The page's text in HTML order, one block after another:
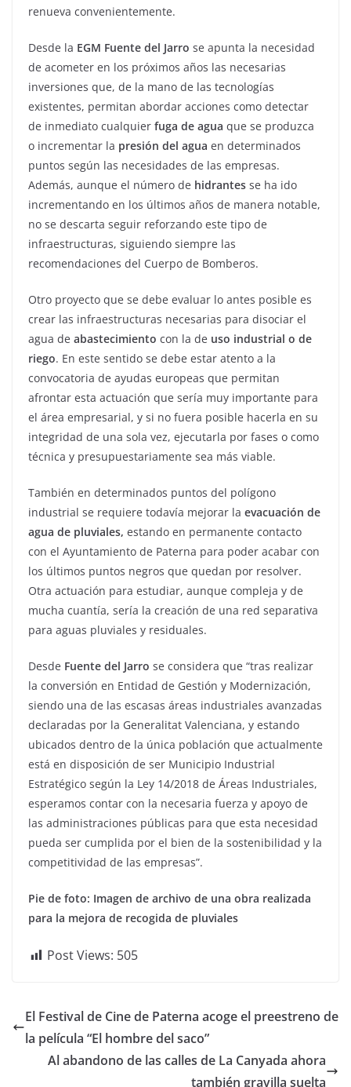
renueva convenientemente.
Desde la EGM Fuente del Jarro se apunta la necesidad
de acometer en los próximos años las necesarias
inversiones que, de la mano de las tecnologías
existentes, permitan abordar acciones como detectar
de inmediato cualquier fuga de agua que se produzca
o incrementar la presión del agua en determinados
puntos según las necesidades de las empresas.
Además, aunque el número de hidrantes se ha ido
incrementando en los últimos años de manera notable,
no se descarta seguir reforzando este tipo de
infraestructuras, siguiendo siempre las
recomendaciones del Cuerpo de Bomberos.
Otro proyecto que se debe evaluar lo antes posible es
crear las infraestructuras necesarias para disociar el
agua de abastecimiento con la de uso industrial o de
riego. En este sentido se debe estar atento a la
convocatoria de ayudas europeas que permitan
afrontar esta actuación que sería muy importante para
el área empresarial, y si no fuera posible hacerla en su
integridad de una sola vez, ejecutarla por fases o como
técnica y presupuestariamente sea más viable.
También en determinados puntos del polígono
industrial se requiere todavía mejorar la evacuación de
agua de pluviales, estando en permanente contacto
con el Ayuntamiento de Paterna para poder acabar con
los últimos puntos negros que quedan por resolver.
Otra actuación para estudiar, aunque compleja y de
mucha cuantía, sería la creación de una red separativa
para aguas pluviales y residuales.
Desde Fuente del Jarro se considera que “tras realizar
la conversión en Entidad de Gestión y Modernización,
siendo una de las escasas áreas industriales avanzadas
declaradas por la Generalitat Valenciana, y estando
ubicados dentro de la única población que actualmente
está en disposición de ser Municipio Industrial
Estratégico según la Ley 14/2018 de Áreas Industriales,
esperamos contar con la necesaria fuerza y apoyo de
las administraciones públicas para que esta necesidad
pueda ser cumplida por el bien de la sostenibilidad y la
competitividad de las empresas”.
Pie de foto: Imagen de archivo de una obra realizada
para la mejora de recogida de pluviales
Post Views: 505
El Festival de Cine de Paterna acoge el preestreno de
la película “El hombre del saco”
Al abandono de las calles de La Canyada ahora
también gravilla suelta